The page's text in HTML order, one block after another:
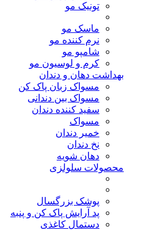
تونیک مو
ماسک مو
نرم کننده مو
شامپو مو
کرم و لوسیون مو
بهداشت دهان و دندان
مسواک زبان پاک کن
مسواک بین دندانی
سفید کننده دندان
مسواک
خمیر دندان
نخ دندان
دهان شویه
محصولات سلولزی
پوشک بزرگسال
پد آرایش پاک کن و پنبه
دستمال کاغذی